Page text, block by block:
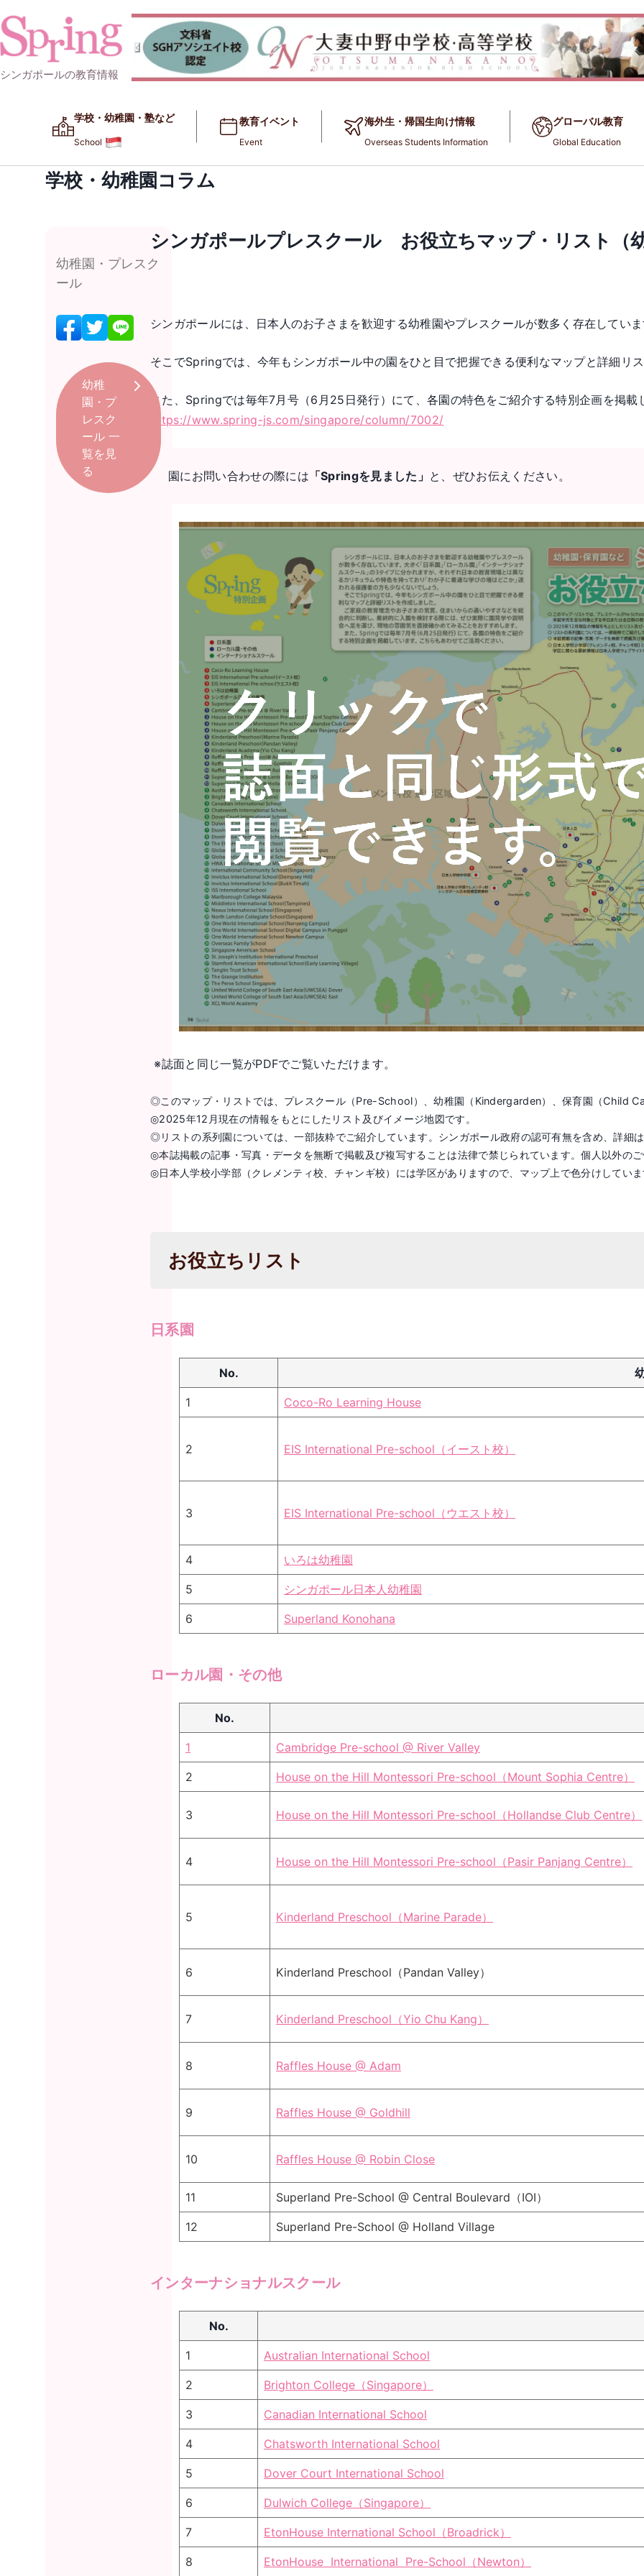
シンガポールの教育情報
学校・幼稚園・塾など​​
School
教育イベント
Event
海外生・帰国生向け情報
Overseas Students Information
グローバル教育
Global Education
学校・幼稚園コラム
幼稚園・プレスク
ール
幼稚
園・プ
レスク
ール 一
覧を見
る
シンガポールプレスクール お役立ちマップ・リスト（
シンガポールには、日本人のお子さまを歓迎する幼稚園やプレスクールが数多く存在して
そこでSpringでは、今年もシンガポール中の園をひと目で把握できる便利なマップと詳細
また、Springでは毎年7月号（6月25日発行）にて、各園の特色をご紹介する特別企画を掲
https://www.spring-js.com/singapore/column/7002/
園にお問い合わせの際には 「Springを見ました」 と、ぜひお伝えください。
※誌面と同じ一覧がPDFでご覧いただけます。
◎このマップ・リストでは、プレスクール（Pre-School）、幼稚園（Kindergarden）、保育園（Child
◎2025年12月現在の情報をもとにしたリスト及びイメージ地図です。
◎リストの系列園については、一部抜粋でご紹介しています。シンガポール政府の認可有無を含め、詳細
◎本誌掲載の記事・写真・データを無断で掲載及び複写することは法律で禁じられています。個人以外の
◎日本人学校小学部（クレメンティ校、チャンギ校）には学区がありますので、マップ上で色分けしてい
お役立ちリスト
日系園
No.
1 Coco-Ro Learning House
2 EIS International Pre-school（イースト校）
3 EIS International Pre-school（ウエスト校）
4 いろは幼稚園
5 シンガポール日本人幼稚園
6 Superland Konohana
ローカル園・その他
No.
1 Cambridge Pre-school @ River Valley
2 House on the Hill Montessori Pre-school（Mount Sophia Centre）
3 House on the Hill Montessori Pre-school（Hollandse Club Centre）
4 House on the Hill Montessori Pre-school（Pasir Panjang Centre）
5 Kinderland Preschool（Marine Parade）
6 Kinderland Preschool（Pandan Valley）
7 Kinderland Preschool（Yio Chu Kang）
8 Raffles House @ Adam
9 Raffles House @ Goldhill
10 Raffles House @ Robin Close
11 Superland Pre-School @ Central Boulevard（IOI）
12 Superland Pre-School @ Holland Village
インターナショナルスクール
No.
1 Australian International School
2 Brighton College（Singapore）
3 Canadian International School
4 Chatsworth International School
5 Dover Court International School
6 Dulwich College（Singapore）
7 EtonHouse International School（Broadrick）
8 EtonHouse International Pre-School（Newton）